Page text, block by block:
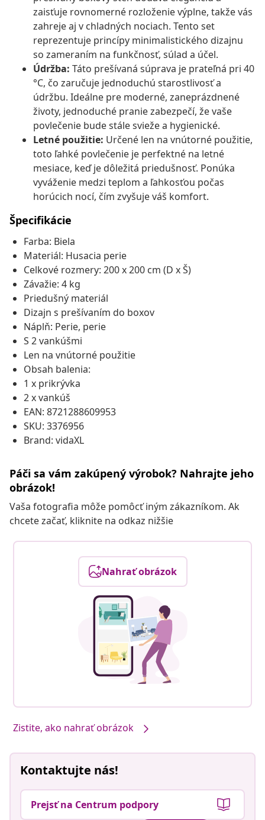
zaisťuje rovnomerné rozloženie výplne, takže vás
zahreje aj v chladných nociach. Tento set
reprezentuje princípy minimalistického dizajnu
so zameraním na funkčnosť, súlad a účel.
Údržba: Táto prešívaná súprava je prateľná pri 40
°C, čo zaručuje jednoduchú starostlivosť a
údržbu. Ideálne pre moderné, zaneprázdnené
životy, jednoduché pranie zabezpečí, že vaše
povlečenie bude stále svieže a hygienické.
Letné použitie: Určené len na vnútorné použitie,
toto ľahké povlečenie je perfektné na letné
mesiace, keď je dôležitá priedušnosť. Ponúka
vyváženie medzi teplom a ľahkosťou počas
horúcich nocí, čím zvyšuje váš komfort.
Špecifikácie
Farba: Biela
Materiál: Husacia perie
Celkové rozmery: 200 x 200 cm (D x Š)
Závažie: 4 kg
Priedušný materiál
Dizajn s prešívaním do boxov
Náplň: Perie, perie
S 2 vankúšmi
Len na vnútorné použitie
Obsah balenia:
1 x prikrývka
2 x vankúš
EAN: 8721288609953
SKU: 3376956
Brand: vidaXL
Páči sa vám zakúpený výrobok? Nahrajte jeho
obrázok!
Vaša fotografia môže pomôcť iným zákazníkom. Ak
chcete začať, kliknite na odkaz nižšie
Nahrať obrázok
Zistite, ako nahrať obrázok
Kontaktujte nás!
Prejsť na Centrum podpory